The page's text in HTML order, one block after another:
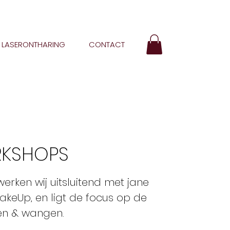
LASERONTHARING CONTACT
wij uitsluitend met jane
en ligt de focus op de